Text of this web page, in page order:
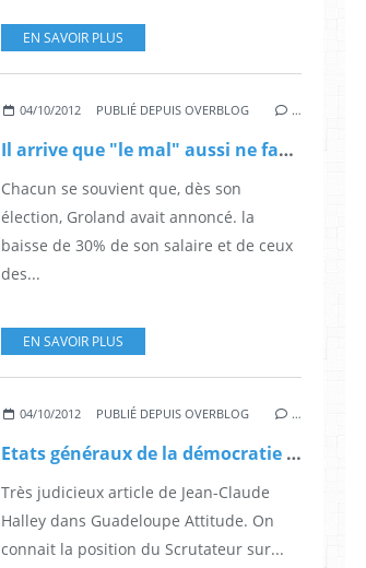
EN SAVOIR PLUS
04/10/2012 PUBLIÉ DEPUIS OVERBLOG …
Il arrive que "le mal" aussi ne fasse pas de bruit !!!
Chacun se souvient que, dès son
élection, Groland avait annoncé. la
baisse de 30% de son salaire et de ceux
des...
EN SAVOIR PLUS
04/10/2012 PUBLIÉ DEPUIS OVERBLOG …
Etats généraux de la démocratie territoriale.
Très judicieux article de Jean-Claude
Halley dans Guadeloupe Attitude. On
connait la position du Scrutateur sur...